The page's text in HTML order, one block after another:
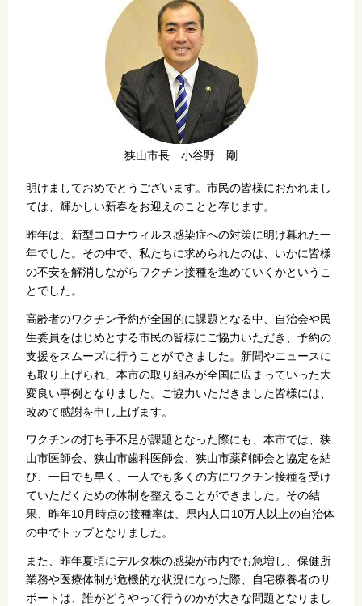
狭山市長 小谷野 剛
明けましておめでとうございます。市民の皆様におかれまし
ては、輝かしい新春をお迎えのことと存じます。
昨年は、新型コロナウィルス感染症への対策に明け暮れた一
年でした。その中で、私たちに求められたのは、いかに皆様
の不安を解消しながらワクチン接種を進めていくかというこ
とでした。
高齢者のワクチン予約が全国的に課題となる中、自治会や民
生委員をはじめとする市民の皆様にご協力いただき、予約の
支援をスムーズに行うことができました。新聞やニュースに
も取り上げられ、本市の取り組みが全国に広まっていった大
変良い事例となりました。ご協力いただきました皆様には、
改めて感謝を申し上げます。
ワクチンの打ち手不足が課題となった際にも、本市では、狭
山市医師会、狭山市歯科医師会、狭山市薬剤師会と協定を結
び、一日でも早く、一人でも多くの方にワクチン接種を受け
ていただくための体制を整えることができました。その結
果、昨年10月時点の接種率は、県内人口10万人以上の自治体
の中でトップとなりました。
また、昨年夏頃にデルタ株の感染が市内でも急増し、保健所
業務や医療体制が危機的な状況になった際、自宅療養者のサ
ポートは、誰がどうやって行うのかが大きな問題となりまし